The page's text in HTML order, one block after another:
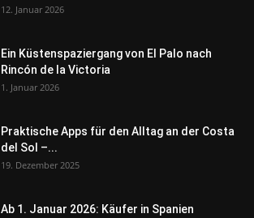
12. Januar 2026
Ein Küstenspaziergang von El Palo nach
Rincón de la Victoria
1. Januar 2026
Praktische Apps für den Alltag an der Costa
del Sol –...
19. Dezember 2025
Ab 1. Januar 2026: Käufer in Spanien